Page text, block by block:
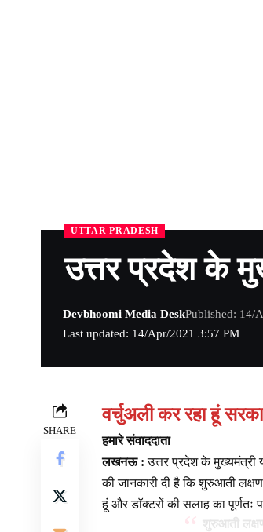
UTTAR PRADESH
उत्तर प्रदेश के
Last updated: 14/Apr/2021 3:57 PM
Devbhoomi Media DeskPublished: 14/
SHARE
वर्चुअली कर रहा हूं
हमारे संवाददाता
लखनऊ : उत्तर प्रदेश के मुख्यमंत्री
की जानकारी दी है कि शुरुआती
हूं और डाॅक्टरों की सलाह का पूर्णतः
शुरुआती